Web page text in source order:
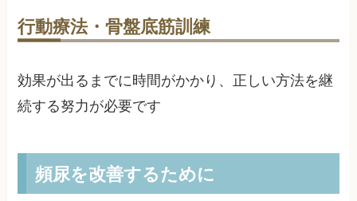
行動療法・骨盤底筋訓練
効果が出るまでに時間がかかり、正しい方法を継
続する努力が必要です
頻尿を改善するために